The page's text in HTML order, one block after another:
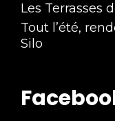
Les Terrasses
Tout l’été,
Silo